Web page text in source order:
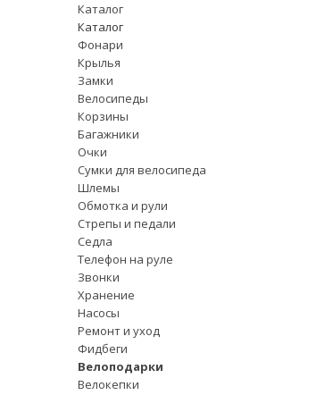
Каталог
Каталог
Фонари
Крылья
Замки
Велосипеды
Корзины
Багажники
Очки
Сумки для велосипеда
Шлемы
Обмотка и рули
Стрепы и педали
Седла
Телефон на руле
Звонки
Хранение
Насосы
Ремонт и уход
Фидбеги
Велоподарки
Велокепки